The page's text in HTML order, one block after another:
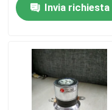
Prodotti
Circa noi
Giro della fabbrica
Invia richiesta